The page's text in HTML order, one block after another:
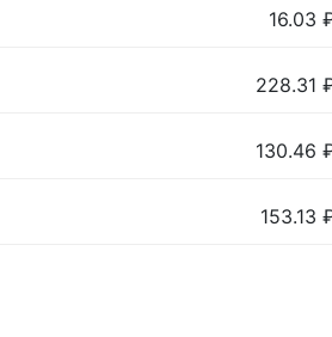
16.03
228.31
130.46
153.13